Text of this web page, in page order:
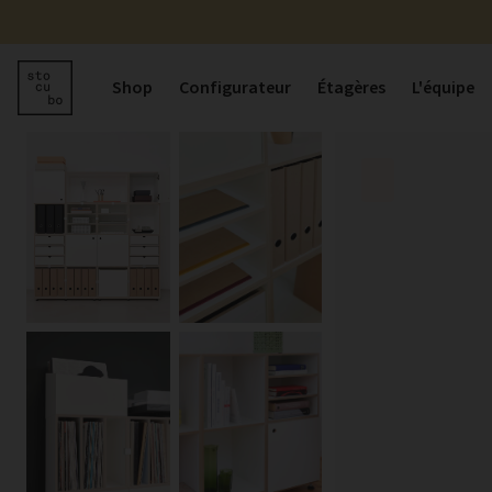
Shop Configurateur Étagères L'équipe